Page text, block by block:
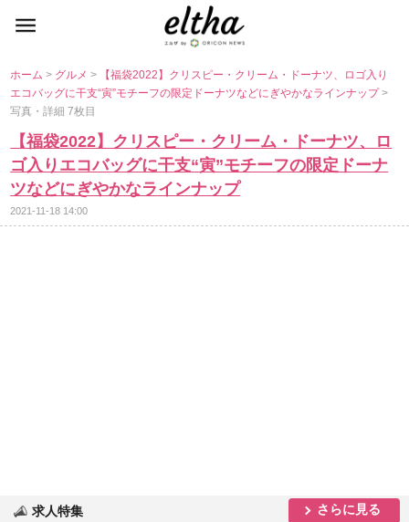
ホーム> グルメ>
【福袋2022】クリスピー・クリーム・ドーナツ、ロゴ入り
エコバッグに干支“寅”モチーフの限定ドーナツなどにぎやかなラインナップ>
写真・詳細 7枚目
【福袋2022】クリスピー・クリーム・ドーナツ、ロ
ゴ入りエコバッグに干支“寅”モチーフの限定ドーナ
ツなどにぎやかなラインナップ
2021-11-18 14:00
求人特集 さらに見る